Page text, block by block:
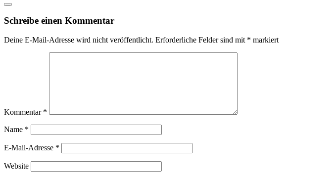
Schreibe einen Kommentar
Deine E-Mail-Adresse wird nicht veröffentlicht. Erforderliche Felder sind mit * markiert
Kommentar *
Name *
E-Mail-Adresse *
Website